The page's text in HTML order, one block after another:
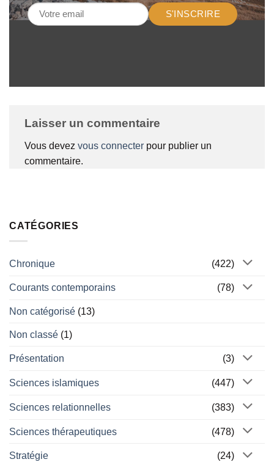
S'INSCRIRE
Laisser un commentaire
Vous devez vous connecter pour publier un
commentaire.
CATÉGORIES
Chronique (422)
Courants contemporains (78)
Non catégorisé (13)
Non classé (1)
Présentation (3)
Sciences islamiques (447)
Sciences relationnelles (383)
Sciences thérapeutiques (478)
Stratégie (24)